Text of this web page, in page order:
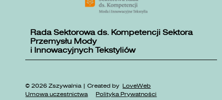
Rada Sektorowa ds. Kompetencji Sektora
Przemysłu Mody
i Innowacyjnych Tekstyliów
© 2026 Zszywalnia | Created by LoveWeb
Umowa uczestnictwa
Polityka Prywatności